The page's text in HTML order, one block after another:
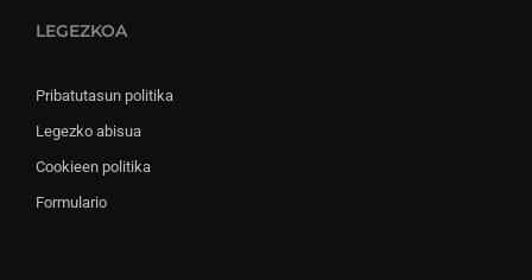
LEGEZKOA
Pribatutasun politika
Legezko abisua
Cookieen politika
Formulario